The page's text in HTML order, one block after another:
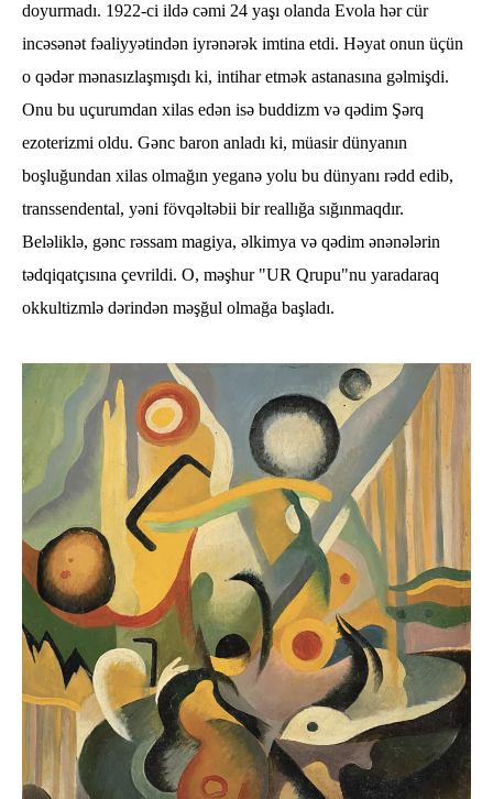
doyurmadı. 1922-ci ildə cəmi 24 yaşı olanda Evola hər cür
incəsənət fəaliyyətindən iyrənərək imtina etdi. Həyat onun üçün
o qədər mənasızlaşmışdı ki, intihar etmək astanasına gəlmişdi.
Onu bu uçurumdan xilas edən isə buddizm və qədim Şərq
ezoterizmi oldu. Gənc baron anladı ki, müasir dünyanın
boşluğundan xilas olmağın yeganə yolu bu dünyanı rədd edib,
transsendental, yəni fövqəltəbii bir reallığa sığınmaqdır.
Beləliklə, gənc rəssam magiya, əlkimya və qədim ənənələrin
tədqiqatçısına çevrildi. O, məşhur "UR Qrupu"nu yaradaraq
okkultizmlə dərindən məşğul olmağa başladı.